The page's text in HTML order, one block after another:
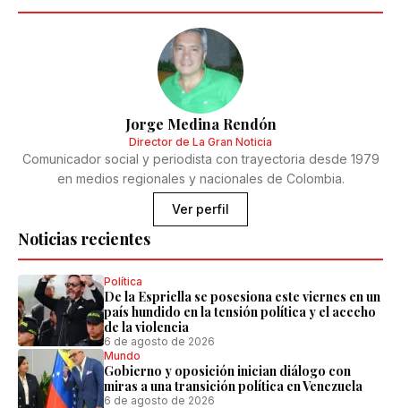
Noticias recientes
Política
De la Espriella se posesiona este viernes en un
país hundido en la tensión política y el acecho
de la violencia
6 de agosto de 2026
Mundo
Gobierno y oposición inician diálogo con
miras a una transición política en Venezuela
6 de agosto de 2026
Jorge Medina Rendón
Director de La Gran Noticia
Comunicador social y periodista con trayectoria desde 1979
en medios regionales y nacionales de Colombia.
Ver perfil